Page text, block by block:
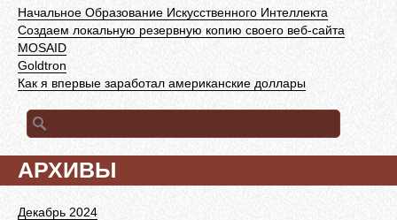
Начальное Образование Искусственного Интеллекта
Создаем локальную резервную копию своего веб-сайта
MOSAID
Goldtron
Как я впервые заработал американские доллары
Найти:
АРХИВЫ
Декабрь 2024